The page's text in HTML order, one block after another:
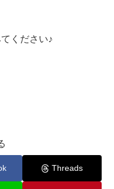
ください♪
Threads